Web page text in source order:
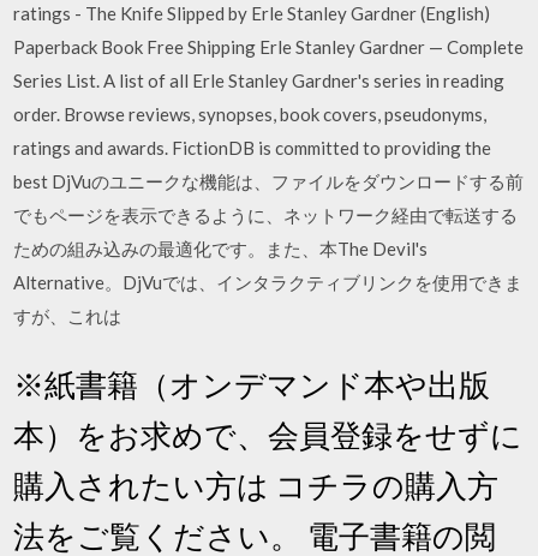
ratings - The Knife Slipped by Erle Stanley Gardner (English)
Paperback Book Free Shipping Erle Stanley Gardner — Complete
Series List. A list of all Erle Stanley Gardner's series in reading
order. Browse reviews, synopses, book covers, pseudonyms,
ratings and awards. FictionDB is committed to providing the
best DjVuのユニークな機能は、ファイルをダウンロードする前
でもページを表示できるように、ネットワーク経由で転送する
ための組み込みの最適化です。また、本The Devil's
Alternative。DjVuでは、インタラクティブリンクを使用できま
すが、これは
※紙書籍（オンデマンド本や出版
本）をお求めで、会員登録をせずに
購入されたい方は コチラの購入方
法をご覧ください。 電子書籍の閲